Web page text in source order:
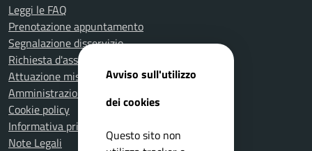
Leggi le FAQ
Prenotazione appuntamento
Segnalazione disservizio
Richiesta d'assistenza
Attuazione misure PNRR
Amministrazione trasparente
Cookie policy
Informativa privacy
Note Legali
Avviso sull'utilizzo
dei cookies
Questo sito non